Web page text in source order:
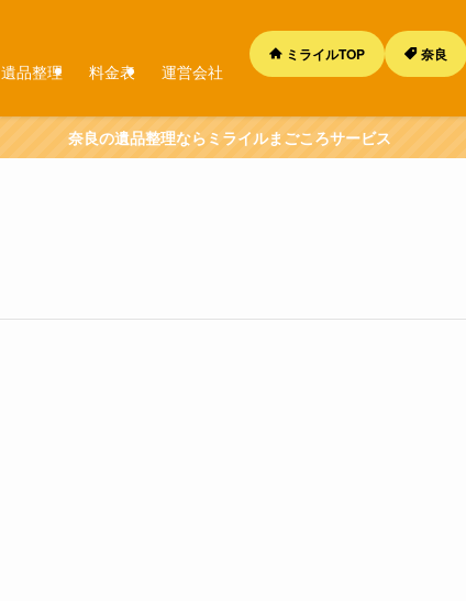
遺品整理 料金表 運営会社
ミライルTOP 奈良
奈良の遺品整理ならミライルまごころサービス